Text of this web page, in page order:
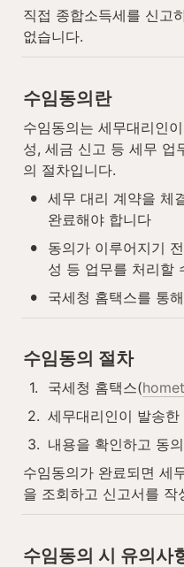
직접 종합소득세를 신고
없습니다.
수임동의란
수임동의는 세무대리인
성, 세금 신고 등 세무 업
의 절차입니다.
• 세무 대리 계약을 체
완료해야 합니다
•
동의가 이루어지기
성 등 업무를 처리할
• 국세청 홈택스를 통
수임동의 절차
1. 국세청 홈택스(
2. 세무대리인이 발송
3. 내용을 확인하고 동
수임동의가 완료되면 세
을 조회하고 신고서를 작
수임동의 시 유의사